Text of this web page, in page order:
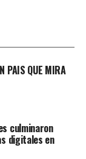
PAIS QUE MIRA
culminaron
digitales en